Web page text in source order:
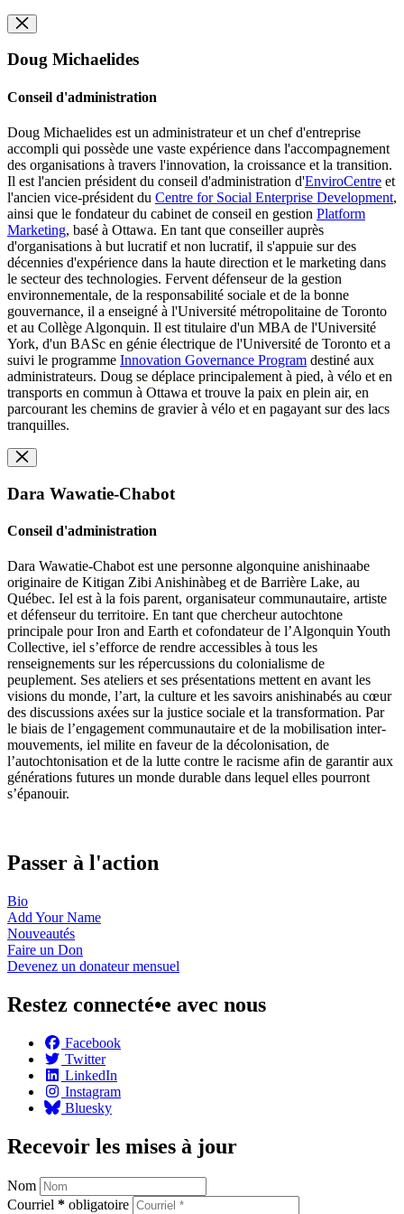
Doug Michaelides
Conseil d'administration
Doug Michaelides est un administrateur et un chef d'entreprise
accompli qui possède une vaste expérience dans l'accompagnement
des organisations à travers l'innovation, la croissance et la transition.
Il est l'ancien président du conseil d'administration d'EnviroCentre et
l'ancien vice-président du Centre for Social Enterprise Development,
ainsi que le fondateur du cabinet de conseil en gestion Platform
Marketing, basé à Ottawa. En tant que conseiller auprès
d'organisations à but lucratif et non lucratif, il s'appuie sur des
décennies d'expérience dans la haute direction et le marketing dans
le secteur des technologies. Fervent défenseur de la gestion
environnementale, de la responsabilité sociale et de la bonne
gouvernance, il a enseigné à l'Université métropolitaine de Toronto
et au Collège Algonquin. Il est titulaire d'un MBA de l'Université
York, d'un BASc en génie électrique de l'Université de Toronto et a
suivi le programme Innovation Governance Program destiné aux
administrateurs. Doug se déplace principalement à pied, à vélo et en
transports en commun à Ottawa et trouve la paix en plein air, en
parcourant les chemins de gravier à vélo et en pagayant sur des lacs
tranquilles.
Dara Wawatie-Chabot
Conseil d'administration
Dara Wawatie-Chabot est une personne algonquine anishinaabe
originaire de Kitigan Zibi Anishinàbeg et de Barrière Lake, au
Québec. Iel est à la fois parent, organisateur communautaire, artiste
et défenseur du territoire. En tant que chercheur autochtone
principale pour Iron and Earth et cofondateur de l’Algonquin Youth
Collective, iel s’efforce de rendre accessibles à tous les
renseignements sur les répercussions du colonialisme de
peuplement. Ses ateliers et ses présentations mettent en avant les
visions du monde, l’art, la culture et les savoirs anishinabés au cœur
des discussions axées sur la justice sociale et la transformation. Par
le biais de l’engagement communautaire et de la mobilisation inter-
mouvements, iel milite en faveur de la décolonisation, de
l’autochtonisation et de la lutte contre le racisme afin de garantir aux
générations futures un monde durable dans lequel elles pourront
s’épanouir.
Passer à l'action
Bio
Add YourName
Nouveautés
Faire un Don
Devenez un donateurmensuel
Restez connecté•e avec nous
Facebook
Twitter
LinkedIn
Instagram
Bluesky
Recevoir les mises à jour
Nom
Courriel * obligatoire